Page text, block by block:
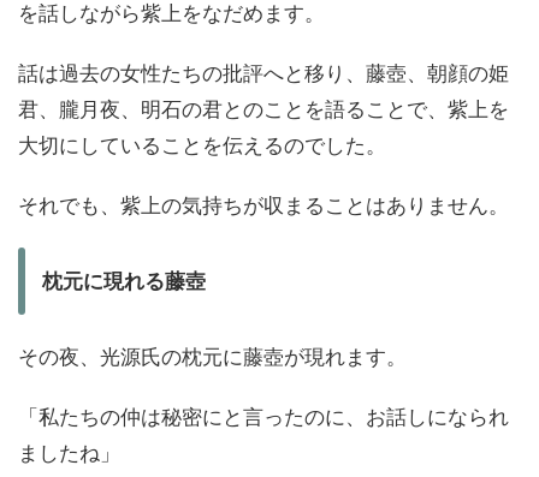
を話しながら紫上をなだめます。
話は過去の女性たちの批評へと移り、藤壺、朝顔の姫
君、朧月夜、明石の君とのことを語ることで、紫上を
大切にしていることを伝えるのでした。
それでも、紫上の気持ちが収まることはありません。
枕元に現れる藤壺
その夜、光源氏の枕元に藤壺が現れます。
「私たちの仲は秘密にと言ったのに、お話しになられ
ましたね」